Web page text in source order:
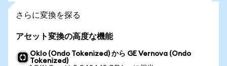
さらに変換を探る
アセット変換の高度な機能
Oklo (Ondo Tokenized) から GE Vernova (Ondo
Tokenized)